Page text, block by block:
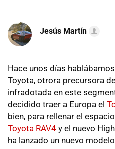
Jesús Martín
Hace unos días
Toyota, otrora precursora
infradotada en este
decidido traer a Europa el
bien, para rellenar el
Toyota RAV4 y el nuevo
ha lanzado un nuevo